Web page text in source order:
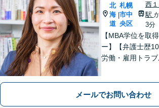
北
海
道
|
札幌
市中
央区
西
駅
3分
【MBA学位を取
ー】【弁護士歴
労働・雇用トラブ
知見！講演セミナ
メールでお問い合わせ